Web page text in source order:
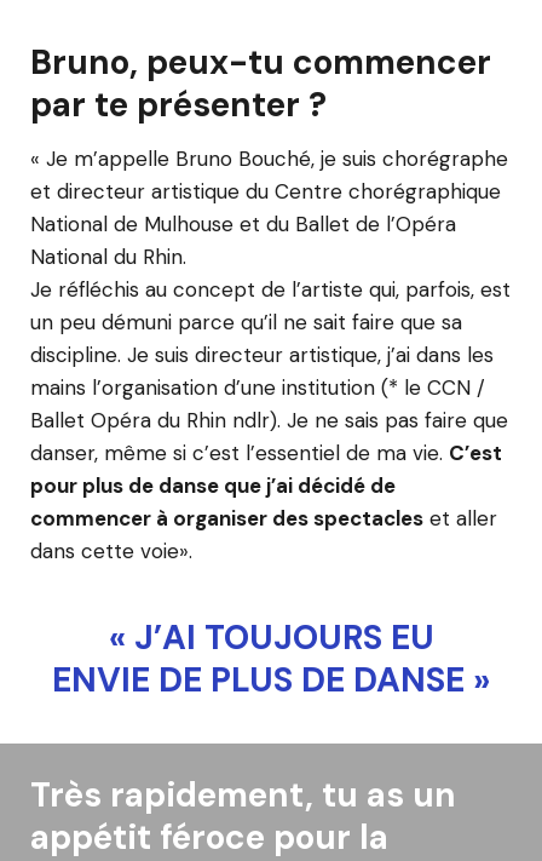
Bruno, peux-tu commencer
par te présenter ?
« Je m’appelle Bruno Bouché, je suis chorégraphe
et directeur artistique du Centre chorégraphique
National de Mulhouse et du Ballet de l’Opéra
National du Rhin.
Je réfléchis au concept de l’artiste qui, parfois, est
un peu démuni parce qu’il ne sait faire que sa
discipline. Je suis directeur artistique, j’ai dans les
mains l’organisation d’une institution (* le CCN /
Ballet Opéra du Rhin ndlr). Je ne sais pas faire que
danser, même si c’est l’essentiel de ma vie. C’est
pour plus de danse que j’ai décidé de
commencer à organiser des spectacles et aller
dans cette voie».
« J’AI TOUJOURS EU
ENVIE DE PLUS DE DANSE »
Très rapidement, tu as un
appétit féroce pour la